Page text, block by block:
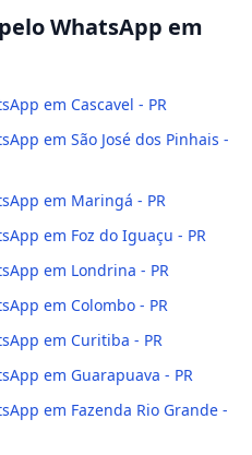
WhatsApp em
em Cascavel - PR
em São José dos Pinhais -
em Maringá - PR
em Foz do Iguaçu - PR
em Londrina - PR
em Colombo - PR
em Curitiba - PR
em Guarapuava - PR
em Fazenda Rio Grande -